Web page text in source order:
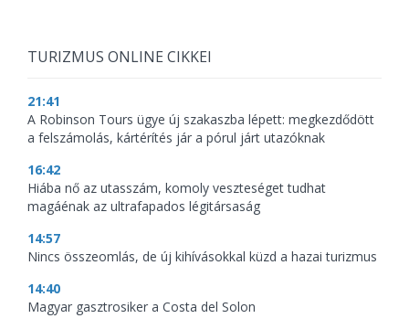
TURIZMUS ONLINE CIKKEI
21:41
A Robinson Tours ügye új szakaszba lépett: megkezdődött
a felszámolás, kártérítés jár a pórul járt utazóknak
16:42
Hiába nő az utasszám, komoly veszteséget tudhat
magáénak az ultrafapados légitársaság
14:57
Nincs összeomlás, de új kihívásokkal küzd a hazai turizmus
14:40
Magyar gasztrosiker a Costa del Solon